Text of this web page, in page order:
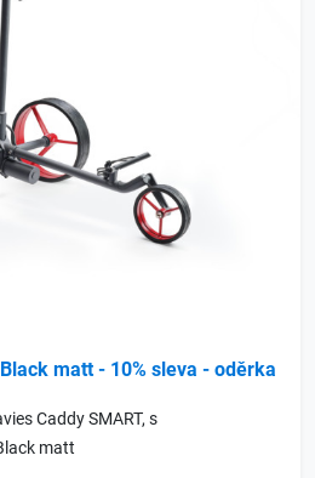
matt - 10% sleva - oděrka
Caddy SMART, s
matt